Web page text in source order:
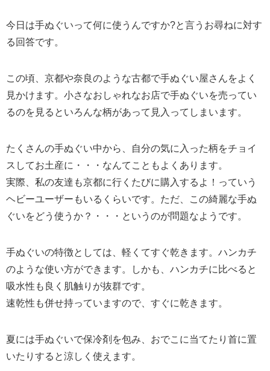
今日は手ぬぐいって何に使うんですか?と言うお尋ねに対す
る回答です。
この頃、京都や奈良のような古都で手ぬぐい屋さんをよく
見かけます。小さなおしゃれなお店で手ぬぐいを売ってい
るのを見るといろんな柄があって見入ってしまいます。
たくさんの手ぬぐい中から、自分の気に入った柄をチョイ
スしてお土産に・・・なんてこともよくあります。
実際、私の友達も京都に行くたびに購入するよ！っていう
ヘビーユーザーもいるくらいです。ただ、この綺麗な手ぬ
ぐいをどう使うか？・・・というのが問題なようです。
手ぬぐいの特徴としては、軽くてすぐ乾きます。ハンカチ
のような使い方ができます。しかも、ハンカチに比べると
吸水性も良く肌触りが抜群です。
速乾性も併せ持っていますので、すぐに乾きます。
夏には手ぬぐいで保冷剤を包み、おでこに当てたり首に置
いたりすると涼しく使えます。